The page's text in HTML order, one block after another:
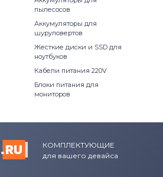
пылесосов
Аккумуляторы для
шуруповертов
Жесткие диски и SSD для
ноутбуков
Кабели питания 220V
Блоки питания для
мониторов
КОМПЛЕКТУЮЩИЕ
для вашего девайса